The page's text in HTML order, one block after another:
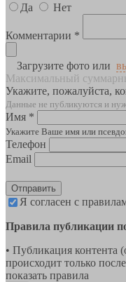
Да
Нет
Комментарии *
Загрузите фото или
Максимальный
Укажите, пожалуйста,
Данные не публикуются и
Имя *
Укажите Ваше имя или
Телефон
Email
Отправить
Я согласен с
Правила публикации
• Публикация контента
происходит только
показать правила